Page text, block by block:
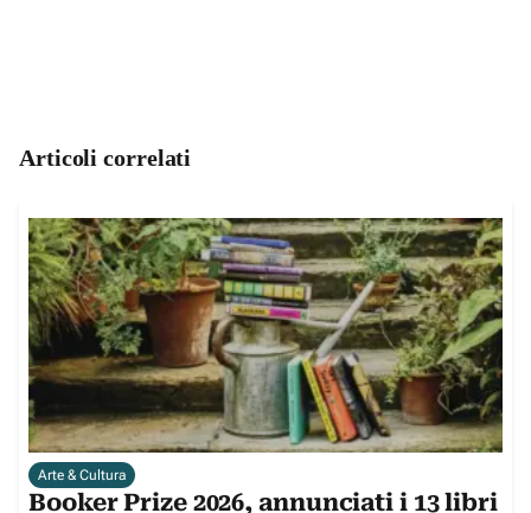
Articoli correlati
Arte & Cultura
Booker Prize 2026, annunciati i 13 libri